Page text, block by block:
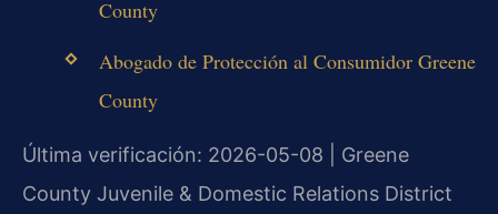
County
Abogado de Protección al Consumidor Greene
County
Última verificación: 2026-05-08 | Greene
County Juvenile & Domestic Relations District